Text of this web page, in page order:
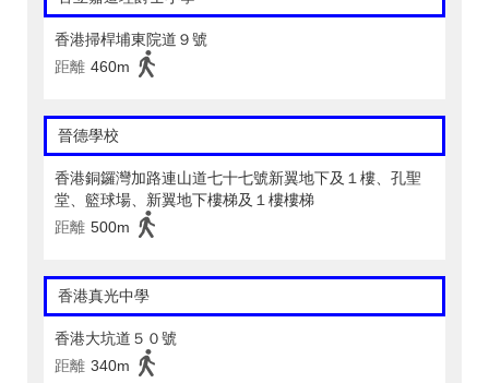
香港掃桿埔東院道９號
距離 460m
晉德學校
香港銅鑼灣加路連山道七十七號新翼地下及１樓、孔聖
堂、籃球場、新翼地下樓梯及１樓樓梯
距離 500m
香港真光中學
香港大坑道５０號
距離 340m